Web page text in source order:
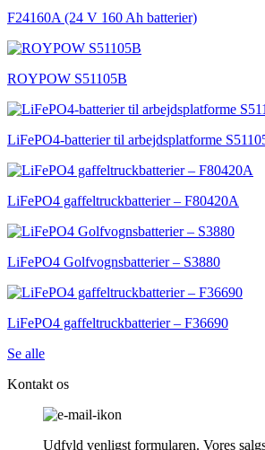
F24160A (24 V 160 Ah batterier)
ROYPOW S51105B
LiFePO4-batterier til arbejdsplatforme
LiFePO4 gaffeltruckbatterier – F80420A
LiFePO4 Golfvognsbatterier – S3880
LiFePO4 gaffeltruckbatterier – F36690
Se alle
Kontakt os
Udfyld venligst formularen. Vores